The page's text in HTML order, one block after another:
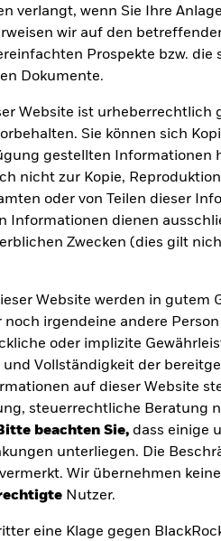
verlangt, wenn Sie Ihre
wir auf den
Prospekte bzw. die
Dokumente.
Website ist urheberrechtlich
Sie können sich
gestellten Informationen
nicht zur Kopie,
oder von Teilen dieser
Informationen dienen
Zwecken (dies gilt
Website werden in gutem
irgendeine andere
oder implizite
und Vollständigkeit der
auf dieser Website
steuerrechtliche Beratung
beachten Sie,dass einige
unterliegen. Die
Wir übernehmen
Nutzer.
eine Klage gegen
Folglich reagiert der Fonds
Einflussfaktoren sind Meldungen
bestrebt, Unternehmen mit
kann das potenzielle
auf den Wert der
von Vermögenswerten
Verlusten für den Fonds führen.